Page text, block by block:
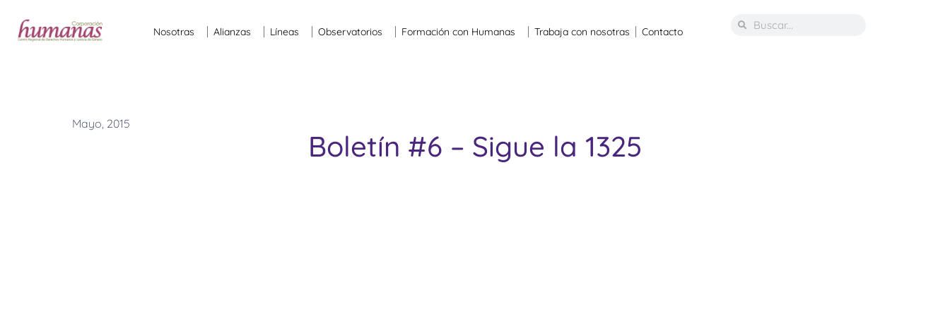
Nosotras Alianzas Líneas Observatorios Formación con Humanas Trabaja con nosotras Contacto
Mayo, 2015
Boletín #6 – Sigue la 1325